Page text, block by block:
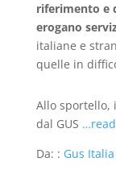
riferimento e
erogano
italiane e
quelle in
Allo sportello,
dal GUS
Da: : Gus Italia